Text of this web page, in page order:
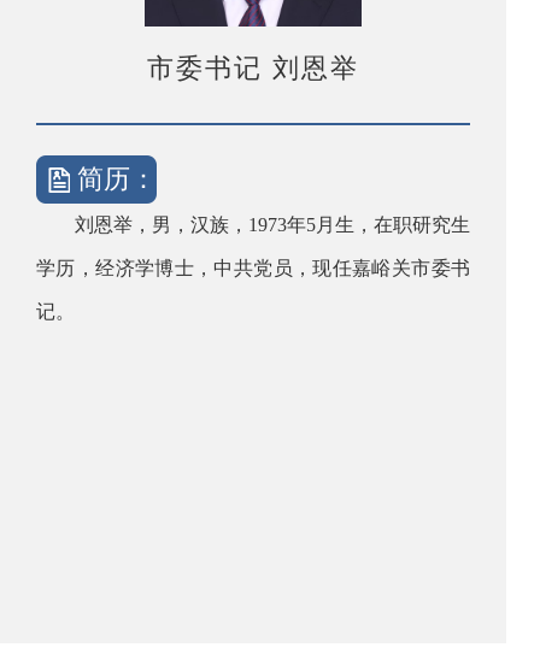
市委书记 刘恩举
简历：
刘恩举，男，汉族，1973年5月生，在职研究生
学历，经济学博士，中共党员，现任嘉峪关市委书
记。